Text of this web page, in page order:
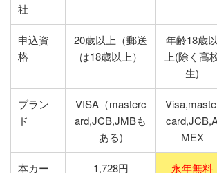
社
申込資
格
20歳以上（郵送
は18歳以上）
年齢18歳以
上(除く高
生)
ブラン
ド
VISA（masterc
ard,JCB,JMBも
ある)
MEX
本カー
1,728円 永年無料